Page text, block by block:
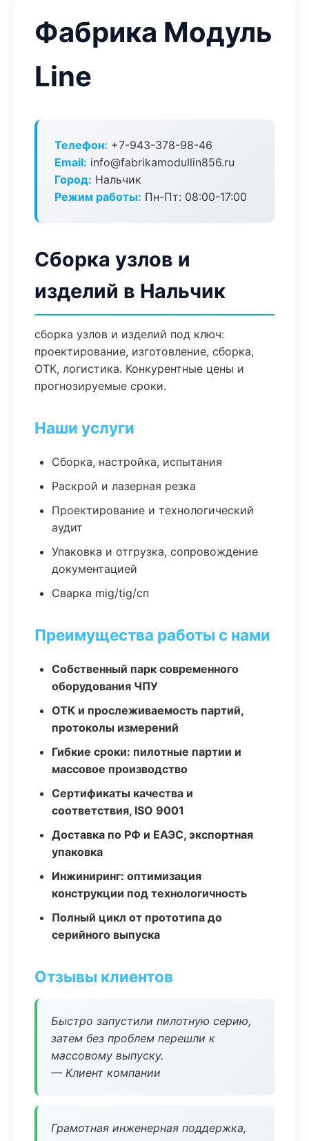
Фабрика Модуль
Line
Телефон: +7-943-378-98-46
Email: info@fabrikamodullin856.ru
Город: Нальчик
Режим работы: Пн-Пт: 08:00-17:00
Сборка узлов и
изделий в Нальчик
сборка узлов и изделий под ключ:
проектирование, изготовление, сборка,
ОТК, логистика. Конкурентные цены и
прогнозируемые сроки.
Наши услуги
Сборка, настройка, испытания
Раскрой и лазерная резка
Проектирование и технологический
аудит
Упаковка и отгрузка, сопровождение
документацией
Сварка mig/tig/сп
Преимущества работы с нами
Собственный парк современного
оборудования ЧПУ
ОТК и прослеживаемость партий,
протоколы измерений
Гибкие сроки: пилотные партии и
массовое производство
Сертификаты качества и
соответствия, ISO 9001
Доставка по РФ и ЕАЭС, экспортная
упаковка
Инжиниринг: оптимизация
конструкции под технологичность
Полный цикл от прототипа до
серийного выпуска
Отзывы клиентов
Быстро запустили пилотную серию,
затем без проблем перешли к
массовому выпуску.
— Клиент компании
Грамотная инженерная поддержка,